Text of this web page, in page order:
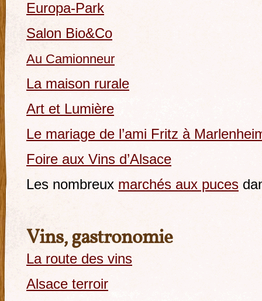
Europa-Park
Salon Bio&Co
Au Camionneur
La maison rurale
Art et Lumière
Le mariage de l’ami Fritz à
Foire aux Vins d’Alsace
Les nombreux marchés aux puces
Vins, gastronomie
La route des vins
Alsace terroir